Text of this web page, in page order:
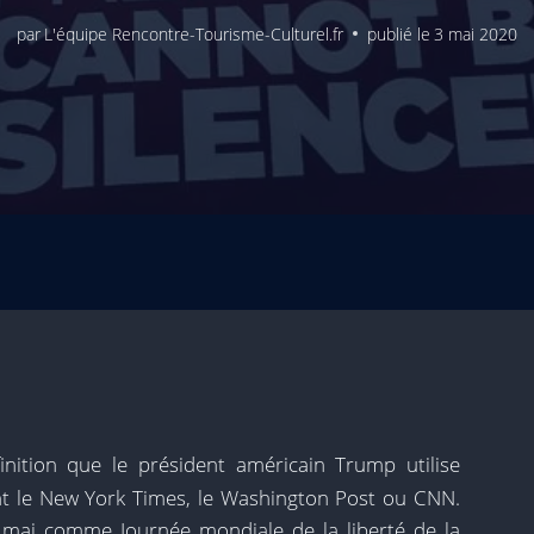
parL'équipe Rencontre-Tourisme-Culturel.fr publié le 3 mai 2020
que le président américain Trump utilise
New York Times, le Washington Post ou CNN.